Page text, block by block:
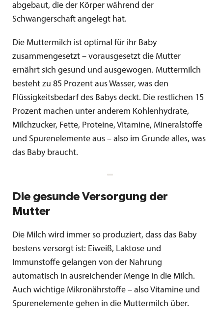
abgebaut, die der Körper während der
Schwangerschaft angelegt hat.
Die Muttermilch ist optimal für ihr Baby
zusammengesetzt – vorausgesetzt die Mutter
ernährt sich gesund und ausgewogen. Muttermilch
besteht zu 85 Prozent aus Wasser, was den
Flüssigkeitsbedarf des Babys deckt. Die restlichen 15
Prozent machen unter anderem Kohlenhydrate,
Milchzucker, Fette, Proteine, Vitamine, Mineralstoffe
und Spurenelemente aus – also im Grunde alles, was
das Baby braucht.
Die gesunde Versorgung der
Mutter
Die Milch wird immer so produziert, dass das Baby
bestens versorgt ist: Eiweiß, Laktose und
Immunstoffe gelangen von der Nahrung
automatisch in ausreichender Menge in die Milch.
Auch wichtige Mikronährstoffe – also Vitamine und
Spurenelemente gehen in die Muttermilch über.